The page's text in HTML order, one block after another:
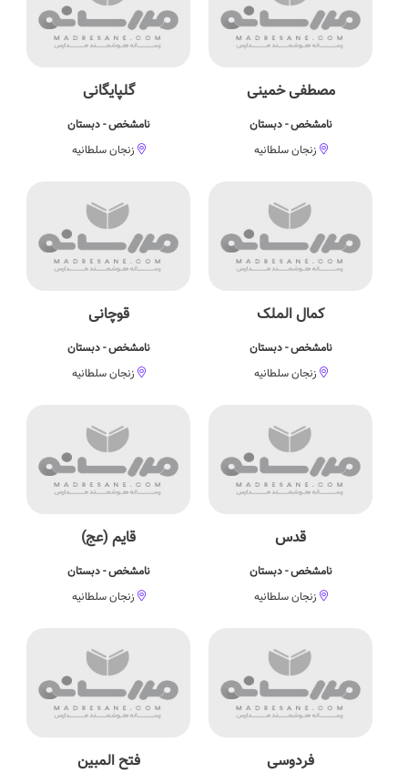
مصطفی خمینی
نامشخص - دبستان
زنجان سلطانیه
گلپایگانی
نامشخص - دبستان
زنجان سلطانیه
کمال الملک
نامشخص - دبستان
زنجان سلطانیه
قوچانی
نامشخص - دبستان
زنجان سلطانیه
قدس
نامشخص - دبستان
زنجان سلطانیه
قایم (عج)
نامشخص - دبستان
زنجان سلطانیه
فردوسی فتح المبین